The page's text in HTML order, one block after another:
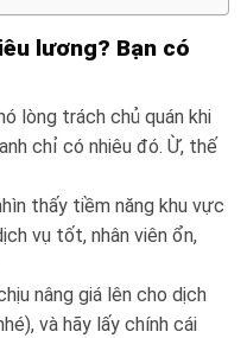
lương? Bạn có
lòng trách chủ quán khi
chỉ có nhiêu đó. Ừ, thế
thấy tiềm năng khu vực
vụ tốt, nhân viên ổn,
nâng giá lên cho dịch
và hãy lấy chính cái